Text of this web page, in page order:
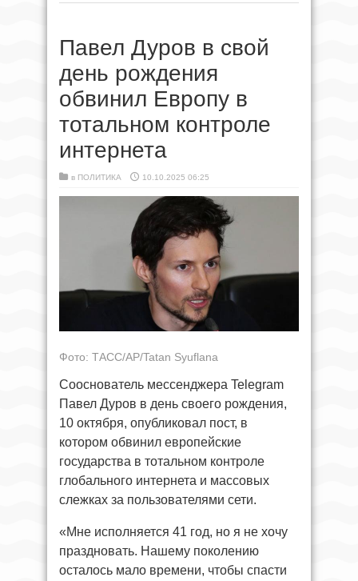
Павел Дуров в свой
день рождения
обвинил Европу в
тотальном контроле
интернета
в ПОЛИТИКА 10.10.2025 06:25
Фото: ТАСС/AP/Tatan Syuflana
Сооснователь мессенджера Telegram
Павел Дуров в день своего рождения,
10 октября, опубликовал пост, в
котором обвинил европейские
государства в тотальном контроле
глобального интернета и массовых
слежках за пользователями сети.
«Мне исполняется 41 год, но я не хочу
праздновать. Нашему поколению
осталось мало времени, чтобы спасти